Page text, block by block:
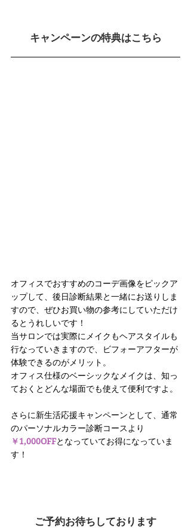
キャンペーンの特典はこちら
オフィスでおすすめのコーデ画像をピックア
ップして、後日診断結果と一緒にお送りしま
すので、ぜひお買い物の参考にしていただけ
るとうれしいです！
当サロンでは実際にメイクもヘアスタイルも
行なっていきますので、ビフォーアフターが
体験できるのがメリット。
オフィス仕様のベーシックなメイクは、知っ
ておくとどんな場面でも使えて便利ですよ。
さらに新生活応援キャンペーンとして、通常
のパーソナルカラー診断コースより
￥1,000OFFとなっていてお得になっていま
す！
ご予約お待ちしております